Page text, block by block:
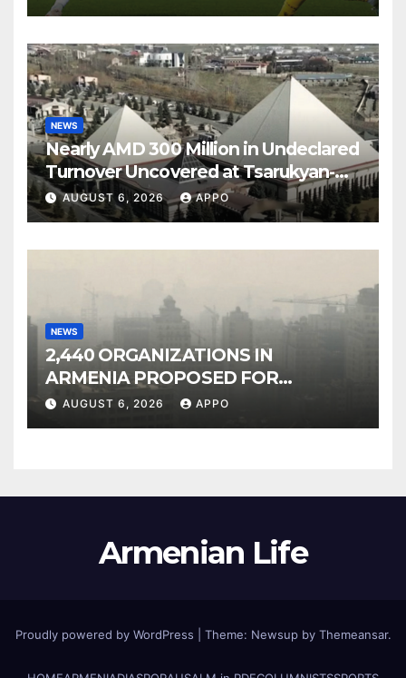
NEWS
Nearly AMD 300 Million in Undeclared
Turnover Uncovered at Tsarukyan-
Owned Entertainment Center
AUGUST 6, 2026 APPO
NEWS
2,440 ORGANIZATIONS IN
ARMENIA PROPOSED FOR
INCLUSION IN LIST OF AIR
AUGUST 6, 2026 APPO
Armenian Life
Proudly powered by WordPress Theme: Newsup by Themeansar.